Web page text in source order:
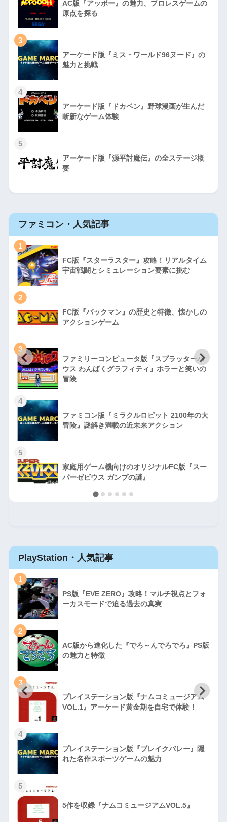
AC版『アッポー』の魅力、プロレスゲームの
原点を探る
3
アーケード版『ミス・ワールド96ヌード』の
魅力と挑戦
4
アーケード版『ドカベン』野球漫画が生んだ
斬新なゲーム体験
5
アーケード版『源平討魔伝』の全ステージ概
要
ファミコン・人気記事
1
FC版『スターラスター』攻略！リアルタイム
宇宙戦闘とシミュレーション要素に挑む
2
FC版『パックマン』の歴史と特徴、懐かしの
アクションゲーム
3
ファミリーコンピュータ版『スプラッターハ
ウス わんぱくグラフィティ』ホラーと笑いの
冒険
4
ファミコン版『ミラクルロピット 2100年の大
冒険』謎解き満載の近未来アクション
5
家庭用ゲーム機向けのオリジナルFC版『スー
パーゼビウス ガンプの謎』
PlayStation・人気記事
1
PS版『EVE ZERO』攻略！マルチ視点とフォ
ーカスモードで迫る過去の真実
2
AC版から進化した『でろ～んでろでろ』PS版
の魅力と特徴
3
プレイステーション版『ナムコミュージアム
VOL.1』アーケード黄金期を自宅で体験！
4
プレイステーション版『ブレイクバレー』隠
れた名作スポーツゲームの魅力
5
5作を収録『ナムコミュージアムVOL.5』